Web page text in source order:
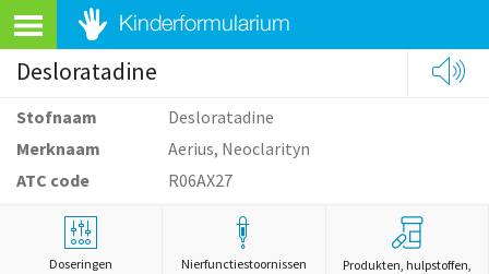
Desloratadine
Stofnaam
Desloratadine
Merknaam
Aerius, Neoclarityn
ATC code
R06AX27
Doseringen Nierfunctiestoornissen
Produkten, hulpstoffen,